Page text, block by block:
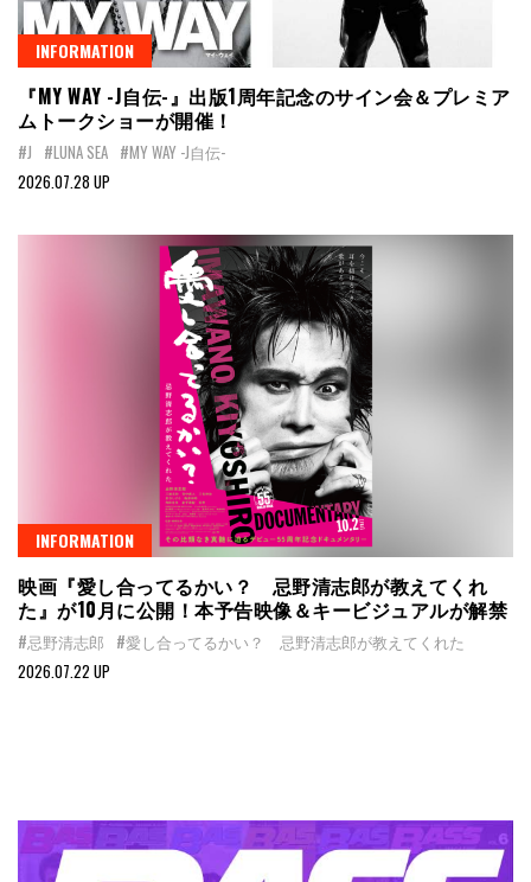
INFORMATION
『MY WAY -J自伝-』出版1周年記念のサイン会＆プレミア
ムトークショーが開催！
#J #LUNA SEA #MY WAY -J自伝-
2026.07.28 UP
INFORMATION
映画『愛し合ってるかい？ 忌野清志郎が教えてくれ
た』が10月に公開！本予告映像＆キービジュアルが解禁
#忌野清志郎 #愛し合ってるかい？ 忌野清志郎が教えてくれた
2026.07.22 UP